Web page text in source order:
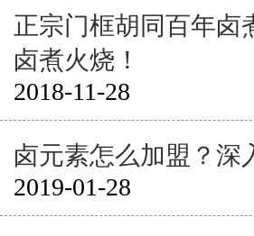
正宗门框胡同百年卤
卤煮火烧！
2018-11-28
卤元素怎么加盟？深
2019-01-28